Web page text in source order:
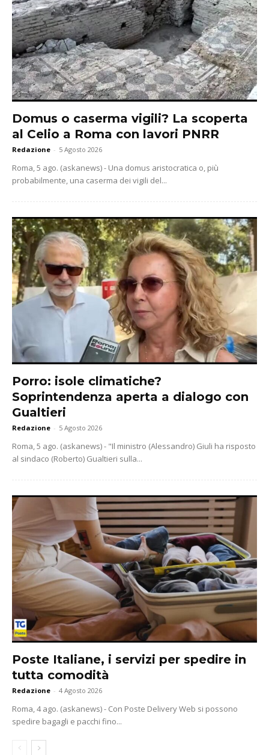
Domus o caserma vigili? La scoperta
al Celio a Roma con lavori PNRR
Redazione - 5 Agosto 2026
Roma, 5 ago. (askanews) - Una domus aristocratica o, più
probabilmente, una caserma dei vigili del...
Porro: isole climatiche?
Soprintendenza aperta a dialogo con
Gualtieri
Redazione - 5 Agosto 2026
Roma, 5 ago. (askanews) - "Il ministro (Alessandro) Giuli ha risposto
al sindaco (Roberto) Gualtieri sulla...
Poste Italiane, i servizi per spedire in
tutta comodità
Redazione - 4 Agosto 2026
Roma, 4 ago. (askanews) - Con Poste Delivery Web si possono
spedire bagagli e pacchi fino...